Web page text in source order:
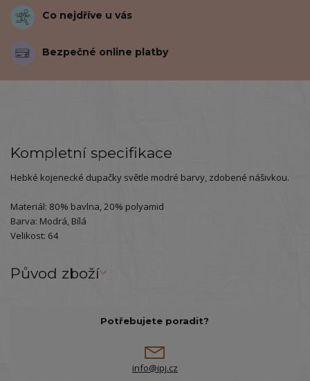
Co nejdříve u vás
Bezpečné online platby
Kompletní specifikace
Hebké kojenecké dupačky světle modré barvy, zdobené nášivkou.
Materiál: 80% bavlna, 20% polyamid
Barva: Modrá, Bílá
Velikost: 64
Původ zboží
Potřebujete poradit?
info@ipj.cz